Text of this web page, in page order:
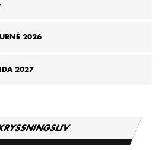
2026
2027